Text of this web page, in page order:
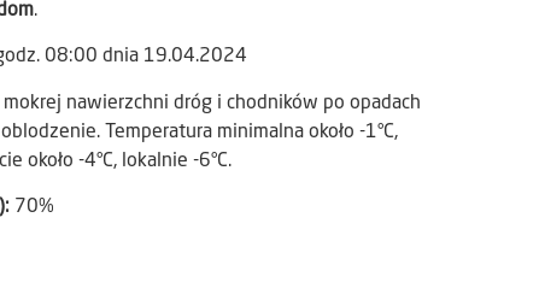
.
08:00 dnia 19.04.2024
nawierzchni dróg i chodników po opadach
Temperatura minimalna około -1°C,
około -4°C, lokalnie -6°C.
70%